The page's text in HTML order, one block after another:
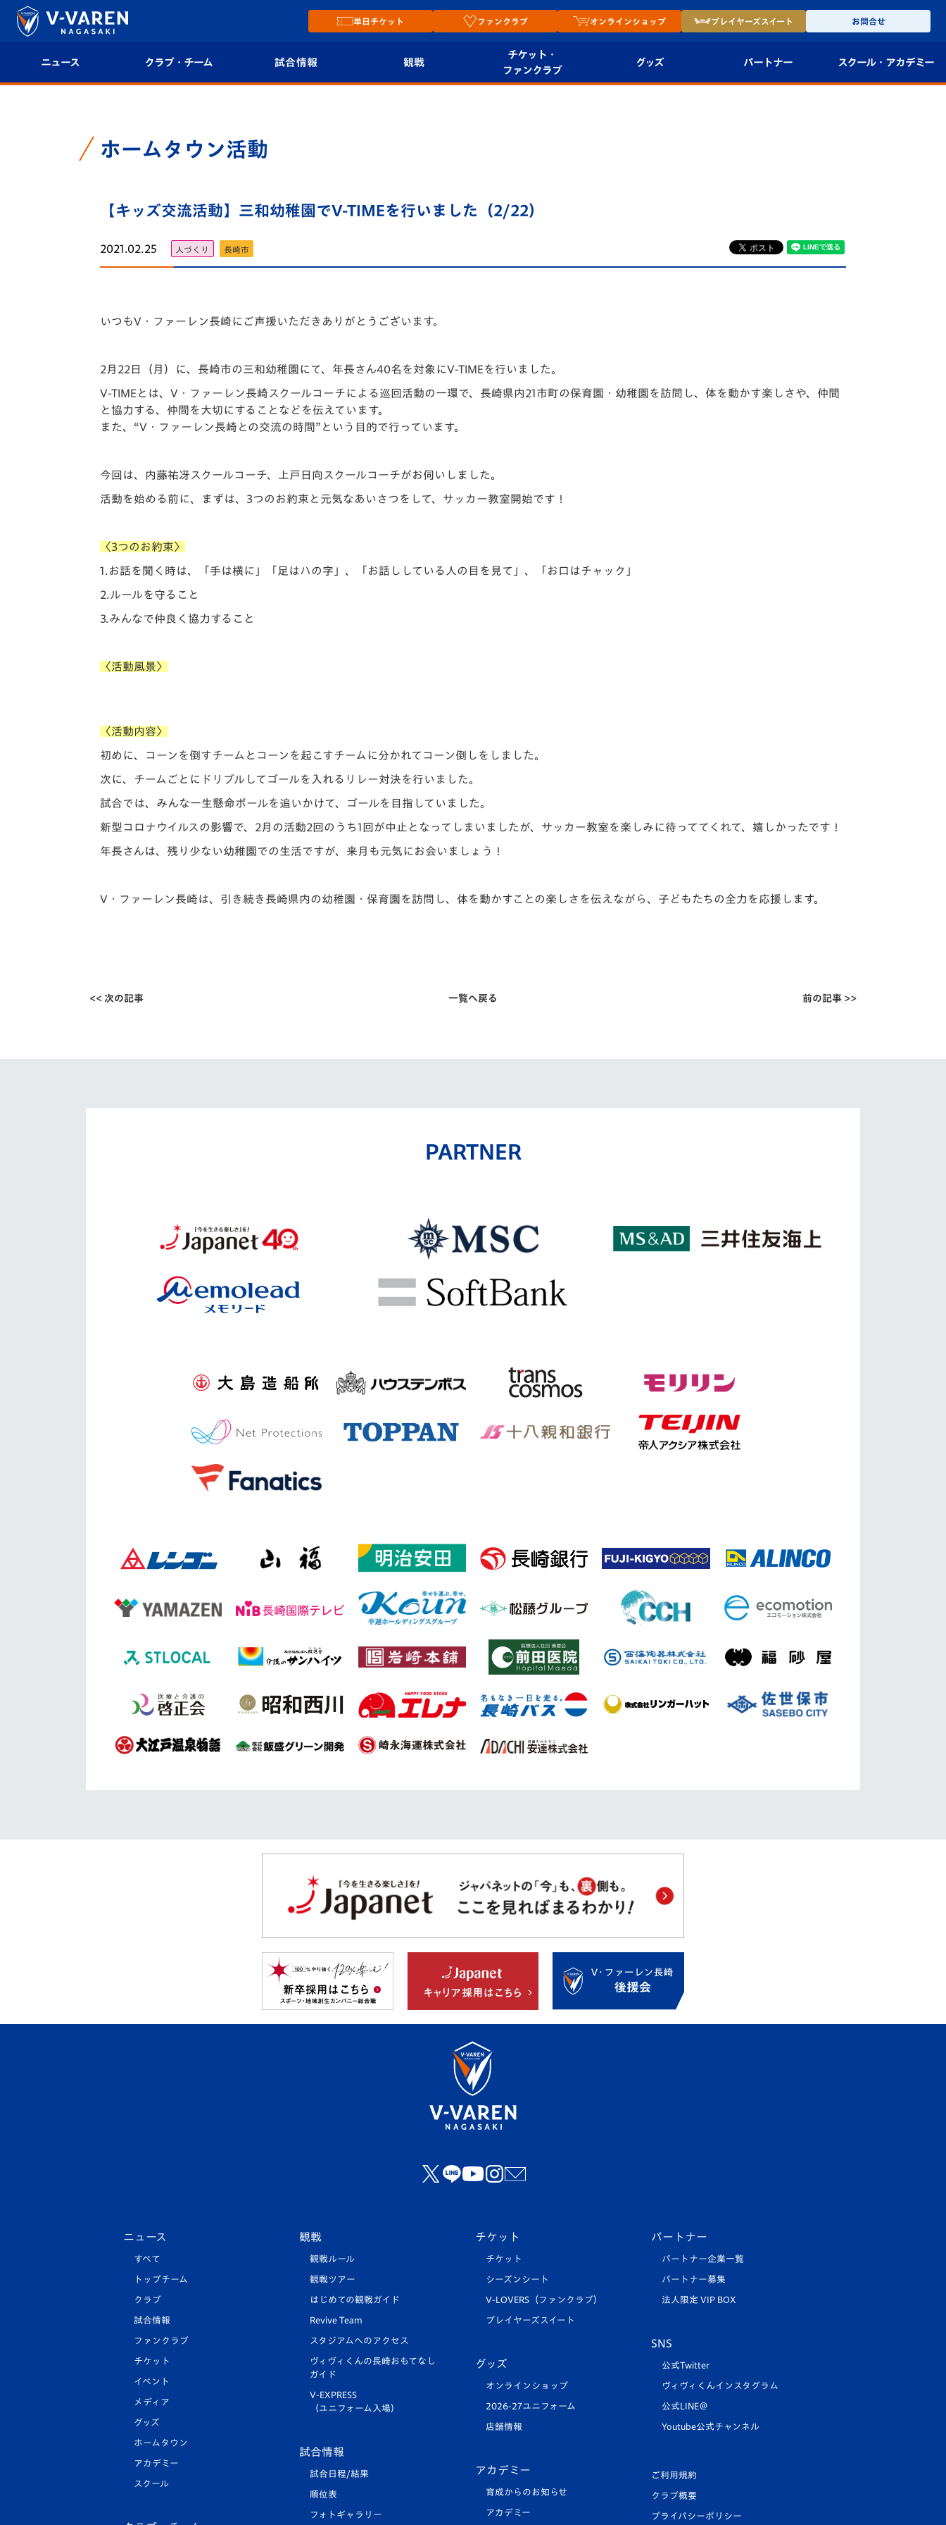
単日チケット ファンクラブ オンラインショップ プレイヤーズスイート お問合せ
ニュース クラブ・チーム
エンブレム紹介
選手プロフィール
マスコット紹介
クラブハウス（練習
場）
平和祈念活動
試合情報
U-21 Jリーグ関連
フォトギャラリー
観戦
V-EXPRESS（ユニフ
チケット・
ファンクラブ
V-LOVERS（ファン
クラブ）
グッズ パートナー スクール・ アカデミー
スクール
ホームタウン活動
【キッズ交流活動】三和幼稚園でV-TIMEを行いました（2/22）
2021.02.25 人づくり 長崎市
いつもV・ファーレン長崎にご声援いただきありがとうございます。
2月22日（月）に、長崎市の三和幼稚園にて、年長さん40名を対象にV-TIMEを行いました。
V-TIMEとは、V・ファーレン長崎スクールコーチによる巡回活動の一環で、長崎県内21市町の保育園・幼稚園を訪問し、体を動かす楽しさや、仲間
と協力する、仲間を大切にすることなどを伝えています。
また、“V・ファーレン長崎との交流の時間”という目的で行っています。
今回は、内藤祐冴スクールコーチ、上戸日向スクールコーチがお伺いしました。
活動を始める前に、まずは、3つのお約束と元気なあいさつをして、サッカー教室開始です！
〈3つのお約束〉
1.お話を聞く時は、「手は横に」「足はハの字」、「お話ししている人の目を見て」、「お口はチャック」
2.ルールを守ること
3.みんなで仲良く協力すること
〈活動風景〉
〈活動内容〉
初めに、コーンを倒すチームとコーンを起こすチームに分かれてコーン倒しをしました。
次に、チームごとにドリブルしてゴールを入れるリレー対決を行い ました。
試合では、みんな一生懸命ボールを追いかけて、ゴールを目指していました。
新型コロナウイルスの影響で、2月の活動2回のうち1回が中止となってしまいましたが、サッカー教室を楽しみに待っててくれて、嬉しかったです！
年長さんは、残り少ない幼稚園での生活ですが、来月も元気にお会いましょう！
V・ファーレン長崎は、引き続き長崎県内の幼稚園・保育園を訪問し、体を動かすことの楽しさを伝えながら、子どもたちの全力を応援します。
<< 次の記事 一覧へ戻る 前の記事 >>
PARTNER
ニュース
すべて
トップチーム
クラブ
試合情報
ファンクラブ
チケット
イベント
メディア
グッズ
ホームタウン
アカデミー
スクール
観戦
観戦ルール
観戦ツアー
はじめての観戦ガイド
Revive Team
スタジアムへのアクセス
ヴィヴィくんの長崎おもてなし
ガイド
V-EXPRESS
（ユニフォーム入場）
試合情報
試合日程/結果
順位表
フォトギャラリー
チケット
チケット
シーズンシート
V-LOVERS（ファンクラブ）
プレイヤーズスイート
グッズ
オンラインショップ
2026-27ユニフォーム
店舗情報
アカデミー
育成からのお知らせ
アカデミー
パートナー
パートナー企業一覧
パートナー募集
法人限定 VIP BOX
SNS
公式Twitter
ヴィヴィくんインスタグラム
公式LINE＠
Youtube公式チャンネル
ご利用規約
クラブ概要
プライバシーポリシー